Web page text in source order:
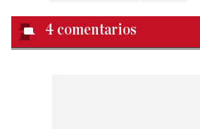
4 comentarios